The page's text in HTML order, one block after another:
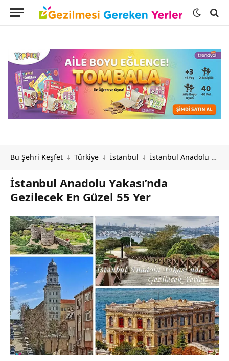
Bu Şehri Keşfet ↓ Türkiye ↓ İstanbul ↓ İstanbul Anadolu Yakası’nda Gezilecek En Güzel 55 Yer
İstanbul Anadolu Yakası’nda
Gezilecek En Güzel 55 Yer